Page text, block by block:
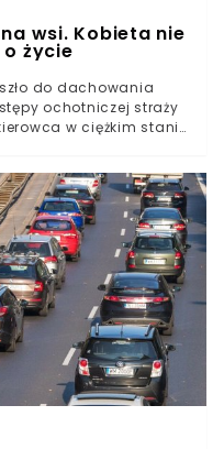
wsi. Kobieta nie
życie
do dachowania
ochotniczej straży
w ciężkim stanie
się, że we wsi w
dachowania pojazdu